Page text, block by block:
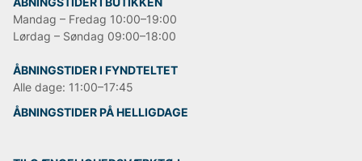
Mandag – Fredag 10:00–19:00
Lørdag – Søndag 09:00–18:00
ÅBNINGSTIDER I FYNDTELTET
Alle dage: 11:00–17:45
ÅBNINGSTIDER PÅ HELLIGDAGE